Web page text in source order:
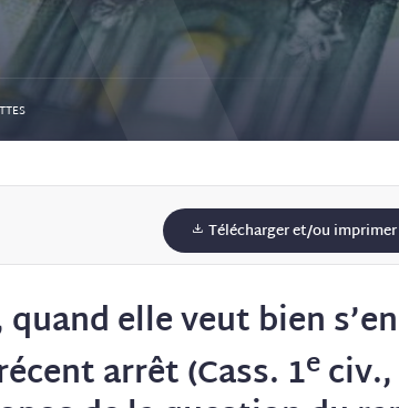
Télécharger et/
elle veut bien
arrêt (Cass. 1e